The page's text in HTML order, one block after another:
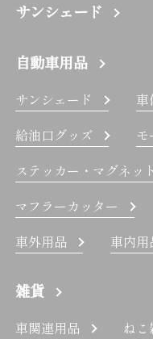
サンシェード
自動車用品
サンシェード 車
給油口グッズ
ステッカー・マグネット
マフラーカッター
車外用品
車内用
雑貨
車関連用品 ねこ